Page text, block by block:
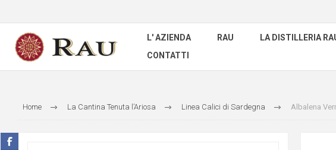
L' AZIENDA RAU LA DISTILLERIA
CONTATTI
Home La Cantina Tenuta l’Ariosa Linea Calici di Sardegna Albalena